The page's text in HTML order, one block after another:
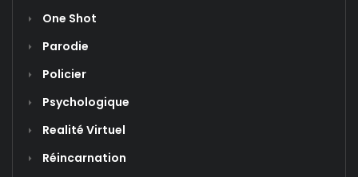
One Shot
Parodie
Policier
Psychologique
Realité Virtuel
Réincarnation